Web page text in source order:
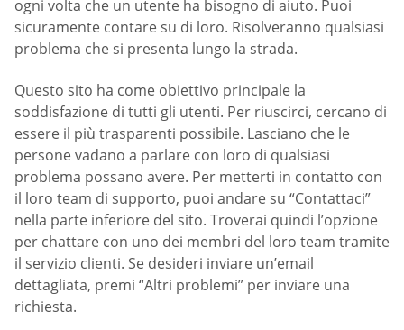
ogni volta che un utente ha bisogno di aiuto. Puoi
sicuramente contare su di loro. Risolveranno qualsiasi
problema che si presenta lungo la strada.
Questo sito ha come obiettivo principale la
soddisfazione di tutti gli utenti. Per riuscirci, cercano di
essere il più trasparenti possibile. Lasciano che le
persone vadano a parlare con loro di qualsiasi
problema possano avere. Per metterti in contatto con
il loro team di supporto, puoi andare su “Contattaci”
nella parte inferiore del sito. Troverai quindi l’opzione
per chattare con uno dei membri del loro team tramite
il servizio clienti. Se desideri inviare un’email
dettagliata, premi “Altri problemi” per inviare una
richiesta.